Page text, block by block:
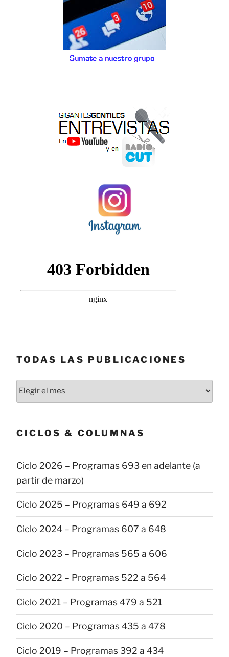
TODAS LAS PUBLICACIONES
Todas
CICLOS & COLUMNAS
Ciclo 2026 – Programas 693 en adelante (a
partir de marzo)
Ciclo 2025 – Programas 649 a 692
Ciclo 2024 – Programas 607 a 648
Ciclo 2023 – Programas 565 a 606
Ciclo 2022 – Programas 522 a 564
Ciclo 2021 – Programas 479 a 521
Ciclo 2020 – Programas 435 a 478
Ciclo 2019 – Programas 392 a 434